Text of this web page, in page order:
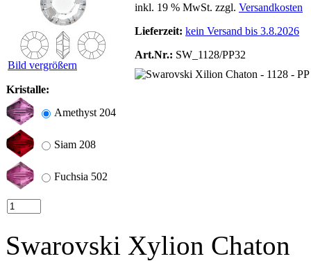
Bild vergrößern
inkl. 19 % MwSt. zzgl. Versandkosten
Lieferzeit: kein Versand bis 3.8.2026
Art.Nr.: SW_1128/PP32
Kristalle:
Amethyst 204
Siam 208
Fuchsia 502
Swarovski Xylion Chaton